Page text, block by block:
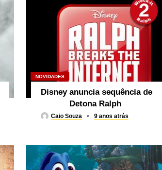
NOVIDADES
Disney anuncia sequência de
Detona Ralph
Caio Souza 9 anos atrás